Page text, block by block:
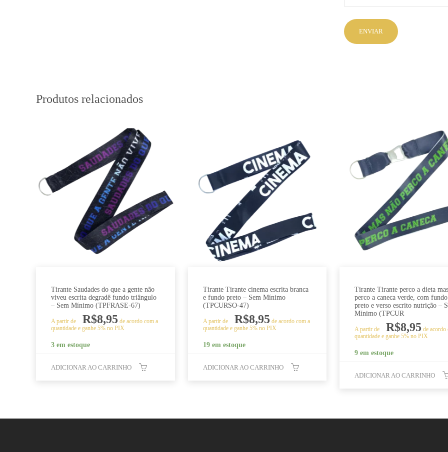
Produtos relacionados
Tirante Saudades do que a gente não
viveu escrita degradê fundo triângulo
– Sem Mínimo (TPFRASE-67)
A partir de R$8,95 de acordo com a
quantidade e ganhe 5% no PIX
3 em estoque
ADICIONAR AO CARRINHO
Tirante Tirante cinema escrita branca
e fundo preto – Sem Mínimo
(TPCURSO-47)
A partir de R$8,95 de acordo com a
quantidade e ganhe 5% no PIX
19 em estoque
ADICIONAR AO CARRINHO
Tirante Tirante perco a dieta
perco a caneca verde, com fundo
preto e verso escrito nutrição –
Mínimo (TPCUR
A partir de R$8,95 de acordo
quantidade e ganhe 5% no PIX
9 em estoque
ADICIONAR AO CARRINHO